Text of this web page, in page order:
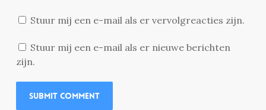
Stuur mij een e-mail als er vervolgreacties zijn.
Stuur mij een e-mail als er nieuwe berichten
zijn.